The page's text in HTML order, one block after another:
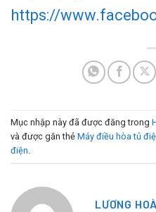
https://
Mục nhập này đã được đăng trong
và được gắn thẻ Máy điều hòa tủ
điện
LƯƠNG